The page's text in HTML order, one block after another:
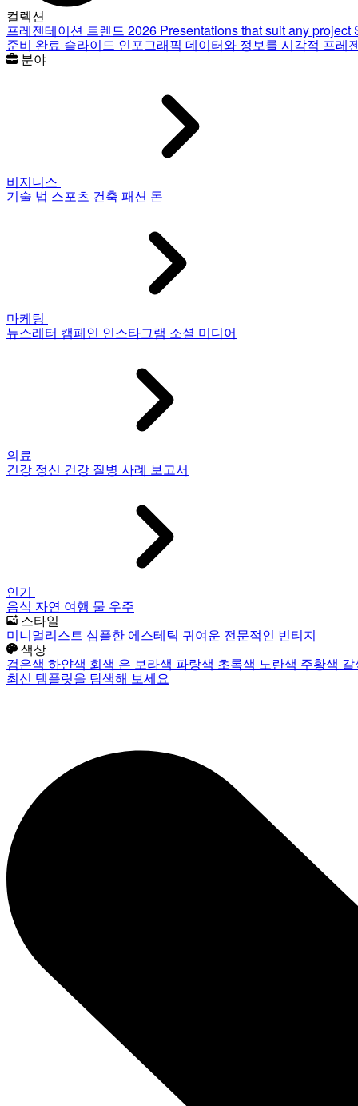
컬렉션
프레젠테이션 트렌드 2026 Presentations that suit any project
준비 완료 슬라이드 인포그래픽 데이터와 정보를 시각적 프레
분야
비지니스
기술 법 스포츠 건축 패션 돈
마케팅
뉴스레터 캠페인 인스타그램 소셜 미디어
의료
건강 정신 건강 질병 사례 보고서
인기
음식 자연 여행 물 우주
스타일
미니멀리스트 심플한 에스테틱 귀여운 전문적인 빈티지
색상
검은색 하얀색 회색 은 보라색 파랑색 초록색 노란색 주황색
최신 템플릿을 탐색해 보세요